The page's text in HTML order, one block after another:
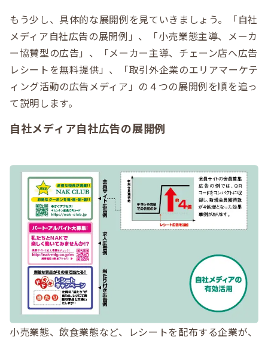
もう少し、具体的な展開例を見ていきましょう。「自社
メディア自社広告の展開例」、「小売業態主導、メーカ
ー協賛型の広告」、「メーカー主導、チェーン店へ広告
レシートを無料提供」、「取引外企業のエリアマーケテ
ィング活動の広告メディア」の４つの展開例を順を追っ
て説明します。
自社メディア自社広告の展開例
小売業態、飲食業態など、レシートを配布する企業が、